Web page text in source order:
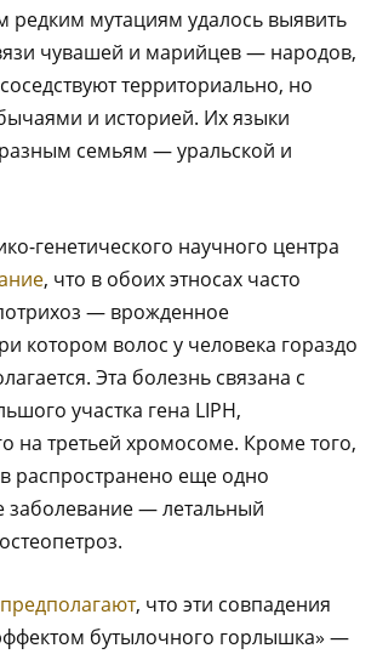
редким мутациям удалось выявить
чувашей и марийцев — народов,
территориально, но
и историей. Их языки
семьям — уральской и
генетического научного центра
, что в обоих этносах часто
— врожденное
котором волос у человека гораздо
Эта болезнь связана с
участка гена LIPH,
на третьей хромосоме. Кроме того,
распространено еще одно
заболевание — летальный
предполагают, что эти совпадения
бутылочного горлышка» —